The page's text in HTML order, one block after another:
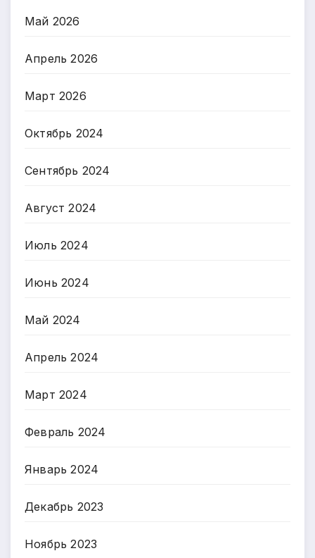
Май 2026
Апрель 2026
Март 2026
Октябрь 2024
Сентябрь 2024
Август 2024
Июль 2024
Июнь 2024
Май 2024
Апрель 2024
Март 2024
Февраль 2024
Январь 2024
Декабрь 2023
Ноябрь 2023